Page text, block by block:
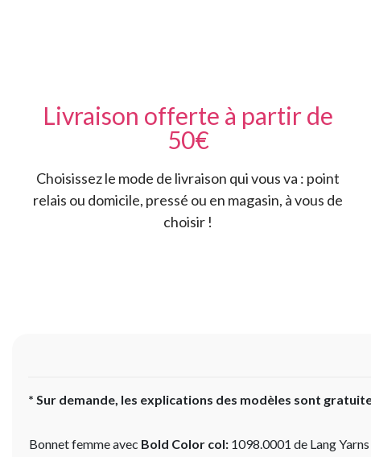
Livraison offerte à partir de
50€
Choisissez le mode de livraison qui vous va : point
relais ou domicile, pressé ou en magasin, à vous de
choisir !
* Sur demande, les explications des modèles sont
Bonnet femme avec Bold Color col: 1098.0001 de Lang Yarns